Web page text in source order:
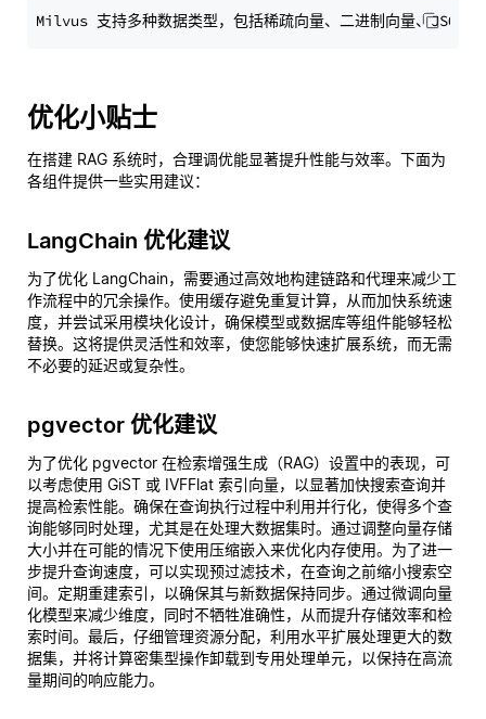
优化小贴士
在搭建 RAG 系统时，合理调优能显著提升性能与效率。下面为
各组件提供一些实用建议：
LangChain 优化建议
为了优化 LangChain，需要通过高效地构建链路和代理来减少工
作流程中的冗余操作。使用缓存避免重复计算，从而加快系统速
度，并尝试采用模块化设计，确保模型或数据库等组件能够轻松
替换。这将提供灵活性和效率，使您能够快速扩展系统，而无需
不必要的延迟或复杂性。
pgvector 优化建议
为了优化 pgvector 在检索增强生成（RAG）设置中的表现，可
以考虑使用 GiST 或 IVFFlat 索引向量，以显著加快搜索查询并
提高检索性能。确保在查询执行过程中利用并行化，使得多个查
询能够同时处理，尤其是在处理大数据集时。通过调整向量存储
大小并在可能的情况下使用压缩嵌入来优化内存使用。为了进一
步提升查询速度，可以实现预过滤技术，在查询之前缩小搜索空
间。定期重建索引，以确保其与新数据保持同步。通过微调向量
化模型来减少维度，同时不牺牲准确性，从而提升存储效率和检
索时间。最后，仔细管理资源分配，利用水平扩展处理更大的数
据集，并将计算密集型操作卸载到专用处理单元，以保持在高流
量期间的响应能力。